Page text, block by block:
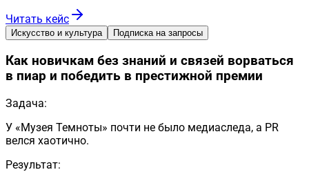
Читать кейс
Искусство и культура Подписка на запросы
Как новичкам без знаний и связей ворваться
в пиар и победить в престижной премии
Задача:
У «Музея Темноты» почти не было медиаследа, а PR
велся хаотично.
Результат: